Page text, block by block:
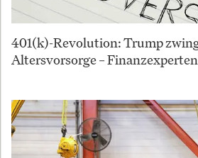
401(k)-Revolution: Trump
Altersvorsorge –